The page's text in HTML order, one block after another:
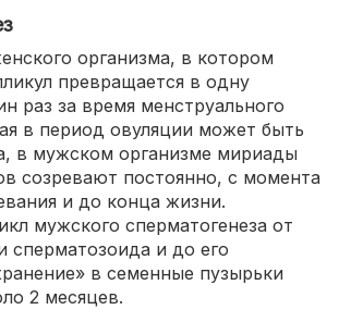
организма, в котором
превращается в одну
раз за время менструального
в период овуляции может быть
в мужском организме мириады
созревают постоянно, с момента
и до конца жизни.
мужского сперматогенеза от
сперматозоида и до его
в семенные пузырьки
2 месяцев.